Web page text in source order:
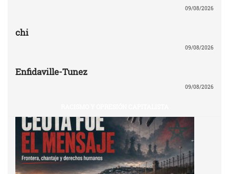
09/08/2026
chi
09/08/2026
Enfidaville-Tunez
09/08/2026